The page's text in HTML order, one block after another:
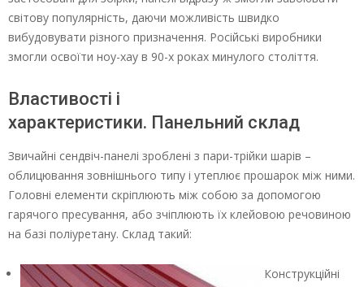
світову популярність, даючи можливість швидко
вибудовувати різного призначення. Російські виробники
змогли освоїти ноу-хау в 90-х роках минулого століття.
Властивості і
характеристики. Панельний склад
Звичайні сендвіч-панелі зроблені з пари-трійки шарів –
облицювання зовнішнього типу і утеплює прошарок між ними.
Головні елементи скріплюють між собою за допомогою
гарячого пресування, або зчіплюють їх клейовою речовиною
на базі поліуретану. Склад такий:
Конструкційні